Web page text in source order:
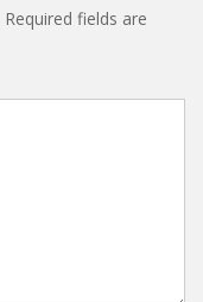
Required fields are